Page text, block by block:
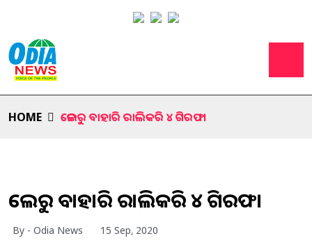
HOME ଜେଲରୁ ବାହାରି ରାଲିକରି ୪ ଗିରଫ।
ଜେଲରୁ ବାହାରି ରାଲିକରି ୪ ଗିରଫ।
By - Odia News 15 Sep, 2020